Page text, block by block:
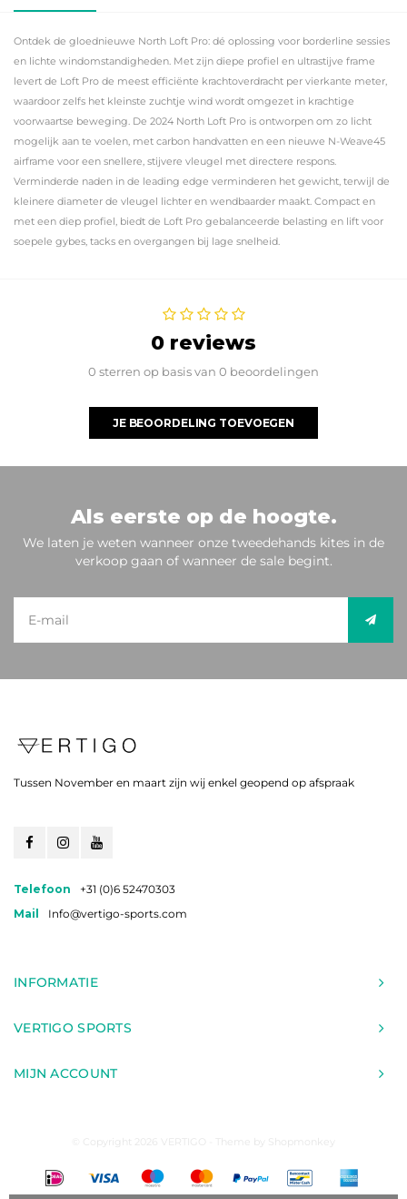
Ontdek de gloednieuwe North Loft Pro: dé oplossing voor borderline sessies
en lichte windomstandigheden. Met zijn diepe profiel en ultrastijve frame
levert de Loft Pro de meest efficiënte krachtoverdracht per vierkante meter,
waardoor zelfs het kleinste zuchtje wind wordt omgezet in krachtige
voorwaartse beweging. De 2024 North Loft Pro is ontworpen om zo licht
mogelijk aan te voelen, met carbon handvatten en een nieuwe N-Weave45
airframe voor een snellere, stijvere vleugel met directere respons.
Verminderde naden in de leading edge verminderen het gewicht, terwijl de
kleinere diameter de vleugel lichter en wendbaarder maakt. Compact en
met een diep profiel, biedt de Loft Pro gebalanceerde belasting en lift voor
soepele gybes, tacks en overgangen bij lage snelheid.
0 reviews
0 sterren op basis van 0 beoordelingen
JE BEOORDELING TOEVOEGEN
Als eerste op de hoogte.
We laten je weten wanneer onze tweedehands kites in de
verkoop gaan of wanneer de sale begint.
Tussen November en maart zijn wij enkel geopend op afspraak
Telefoon
+31 (0)6 52470303
Mail
Info@vertigo-sports.com
INFORMATIE
VERTIGO SPORTS
MIJN ACCOUNT
© Copyright 2026 VERTIGO - Theme by Shopmonkey